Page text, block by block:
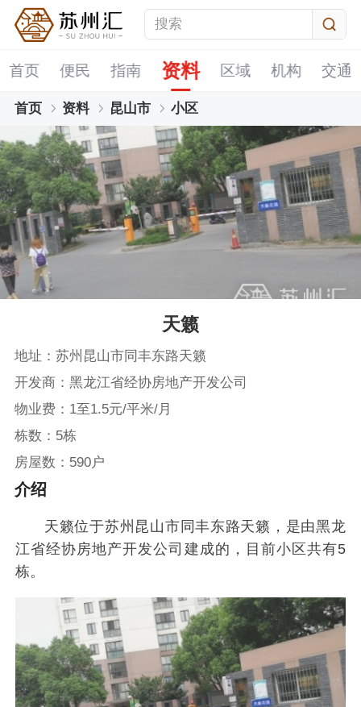
首页 便民 指南 资料 区域 机构 交通
首页 资料 昆山市 小区
天籁
地址：苏州昆山市同丰东路天籁
开发商：黑龙江省经协房地产开发公司
物业费：1至1.5元/平米/月
栋数：5栋
房屋数：590户
介绍
天籁位于苏州昆山市同丰东路天籁，是由黑龙
江省经协房地产开发公司建成的，目前小区共有5
栋。